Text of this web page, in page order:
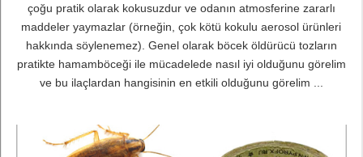
çoğu pratik olarak kokusuzdur ve odanın atmosferine zararlı
maddeler yaymazlar (örneğin, çok kötü kokulu aerosol ürünleri
hakkında söylenemez). Genel olarak böcek öldürücü tozların
pratikte hamamböceği ile mücadelede nasıl iyi olduğunu görelim
ve bu ilaçlardan hangisinin en etkili olduğunu görelim ...